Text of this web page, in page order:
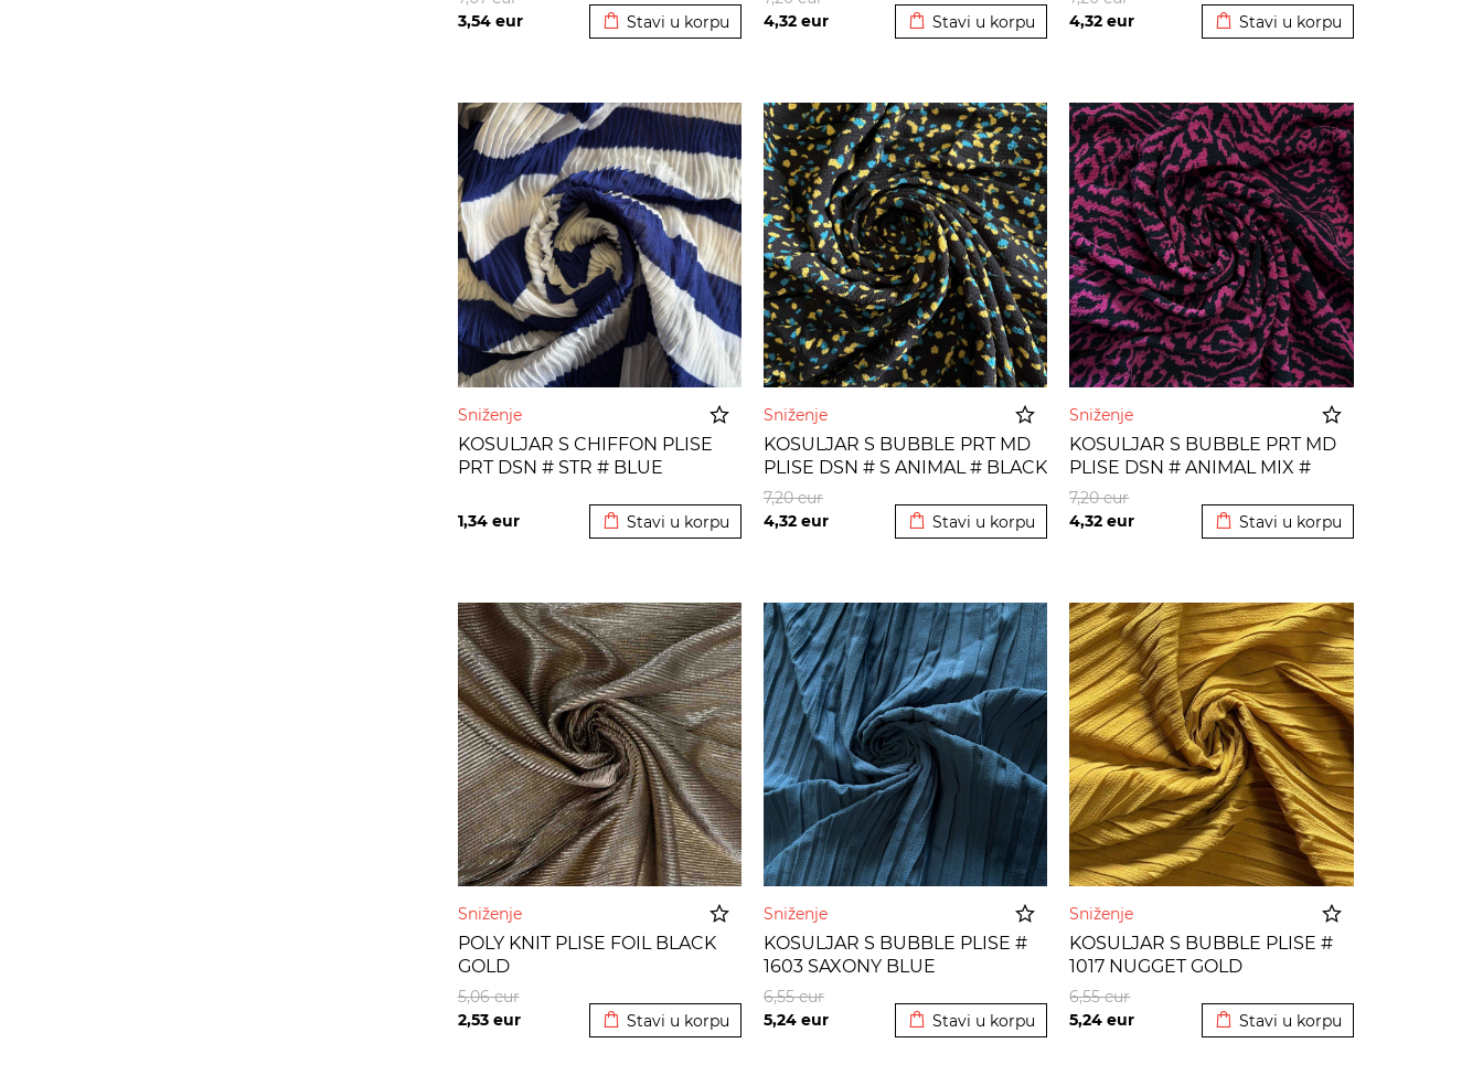
3,54 eur
Stavi u korpu
4,32 eur
Stavi u korpu
4,32eur
Stavi u korpu
Sniženje
KOSULJAR S CHIFFON PLISE
PRT DSN # STR # BLUE
1,34 eur Stavi u korpu
Sniženje
KOSULJAR S BUBBLE PRT MD
PLISE DSN # S ANIMAL # BLACK
YELLOW
4,32 eur
7,20eur
Stavi u korpu
Sniženje
KOSULJAR S BUBBLE PRT MD
PLISE DSN # ANIMAL MIX #
VERRY BERRY BLACK
4,32eur
7,20eur
Stavi u korpu
Sniženje
POLY KNIT PLISE FOIL BLACK
GOLD
2,53 eur
5,06eur
Stavi u korpu
Sniženje
KOSULJAR S BUBBLE PLISE #
1603 SAXONY BLUE
5,24 eur
6,55eur
Stavi u korpu
Sniženje
KOSULJAR S BUBBLE PLISE #
1017 NUGGET GOLD
5,24eur
6,55eur
Stavi u korpu